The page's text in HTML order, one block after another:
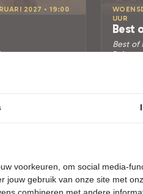
2027 • 19:00
UUR
Best
Best of
voorkeuren, om social media-
gebruik van onze site met